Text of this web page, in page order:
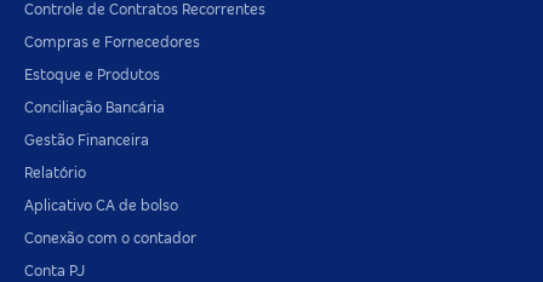
Controle de Contratos Recorrentes
Compras e Fornecedores
Estoque e Produtos
Conciliação Bancária
Gestão Financeira
Relatório
Aplicativo CA de bolso
Conexão com o contador
Conta PJ